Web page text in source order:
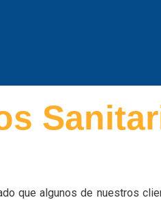
que algunos de nuestros